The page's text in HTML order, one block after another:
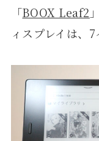
「BOOX Leaf2
ィスプレイは、